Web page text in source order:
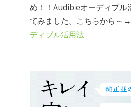
め！！Audibleオーディブル
てみました。こちらから～→
ディブル活用法